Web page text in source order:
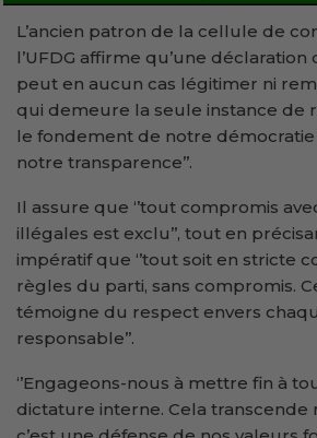
L’ancien patron de la cellule de
l’UFDG affirme qu’une déclaration
peut en aucun cas légitimer ni
qui demeure la seule instance de
le fondement de notre
notre transparence’’.
Il assure que ‘’tout compromis
illégales est exclu’’, tout en
impératif que ‘’tout soit en stricte
règles du parti, sans compromis.
témoigne du respect envers
responsable’’.
‘’Engageons-nous à mettre fin à
dictature interne. Cela transcende